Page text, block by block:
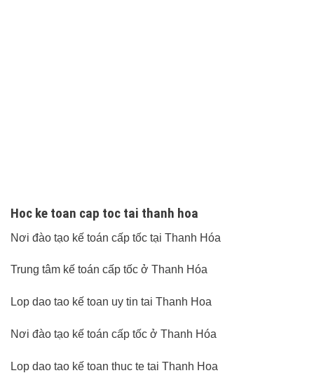
Hoc ke toan cap toc tai thanh hoa
Nơi đào tạo kế toán cấp tốc tại Thanh Hóa
Trung tâm kế toán cấp tốc ở Thanh Hóa
Lop dao tao kế toan uy tin tai Thanh Hoa
Nơi đào tạo kế toán cấp tốc ở Thanh Hóa
Lop dao tao kế toan thuc te tai Thanh Hoa